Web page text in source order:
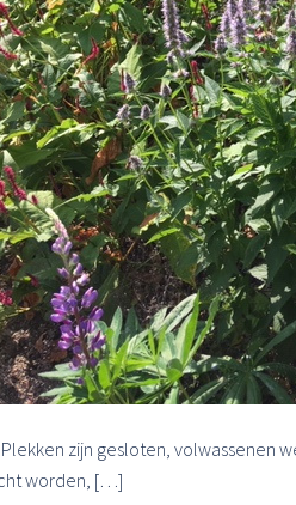
zijn gesloten, volwassenen
worden, […]